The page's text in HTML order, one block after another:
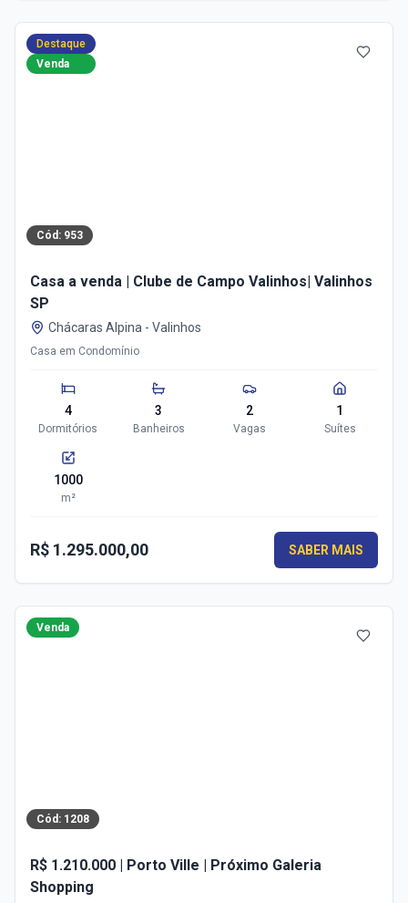
Destaque
Venda
Cód: 953
Casa a venda | Clube de Campo Valinhos| Valinhos
SP
Chácaras Alpina - Valinhos
Casa em Condomínio
4
Dormitórios
3
Banheiros
2
Vagas
1
Suítes
1000
m²
R$ 1.295.000,00 SABER MAIS
Venda
Cód: 1208
R$ 1.210.000 | Porto Ville | Próximo Galeria
Shopping